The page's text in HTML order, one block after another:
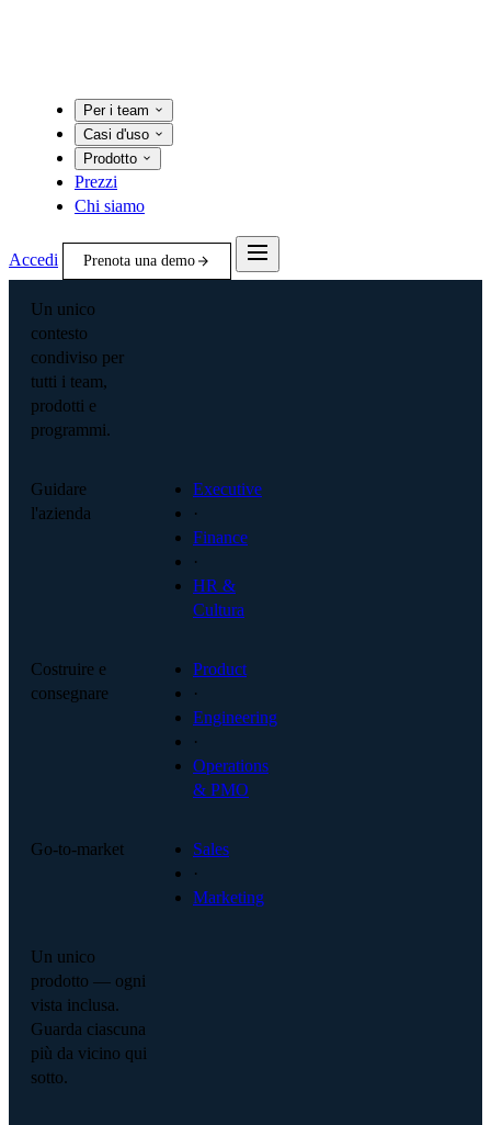
Per i team
Casi d'uso
Prodotto
Prezzi
Chi siamo
Accedi Prenota una demo
Un unico
contesto
condiviso per
tutti i team,
prodotti e
programmi.
Guidare
l'azienda
Executive
·
Finance
·
HR &
Cultura
Costruire e
consegnare
Product
·
Engineering
·
Operations
& PMO
Go-to-market
Sales
·
Marketing
Un unico
prodotto — ogni
vista inclusa.
Guarda ciascuna
più da vicino qui
sotto.